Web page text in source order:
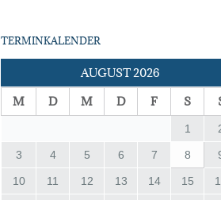
TERMINKALENDER
AUGUST 2026
M
D M D F S
1
3 4 5 6 7 8
10 11 12 13 14 15